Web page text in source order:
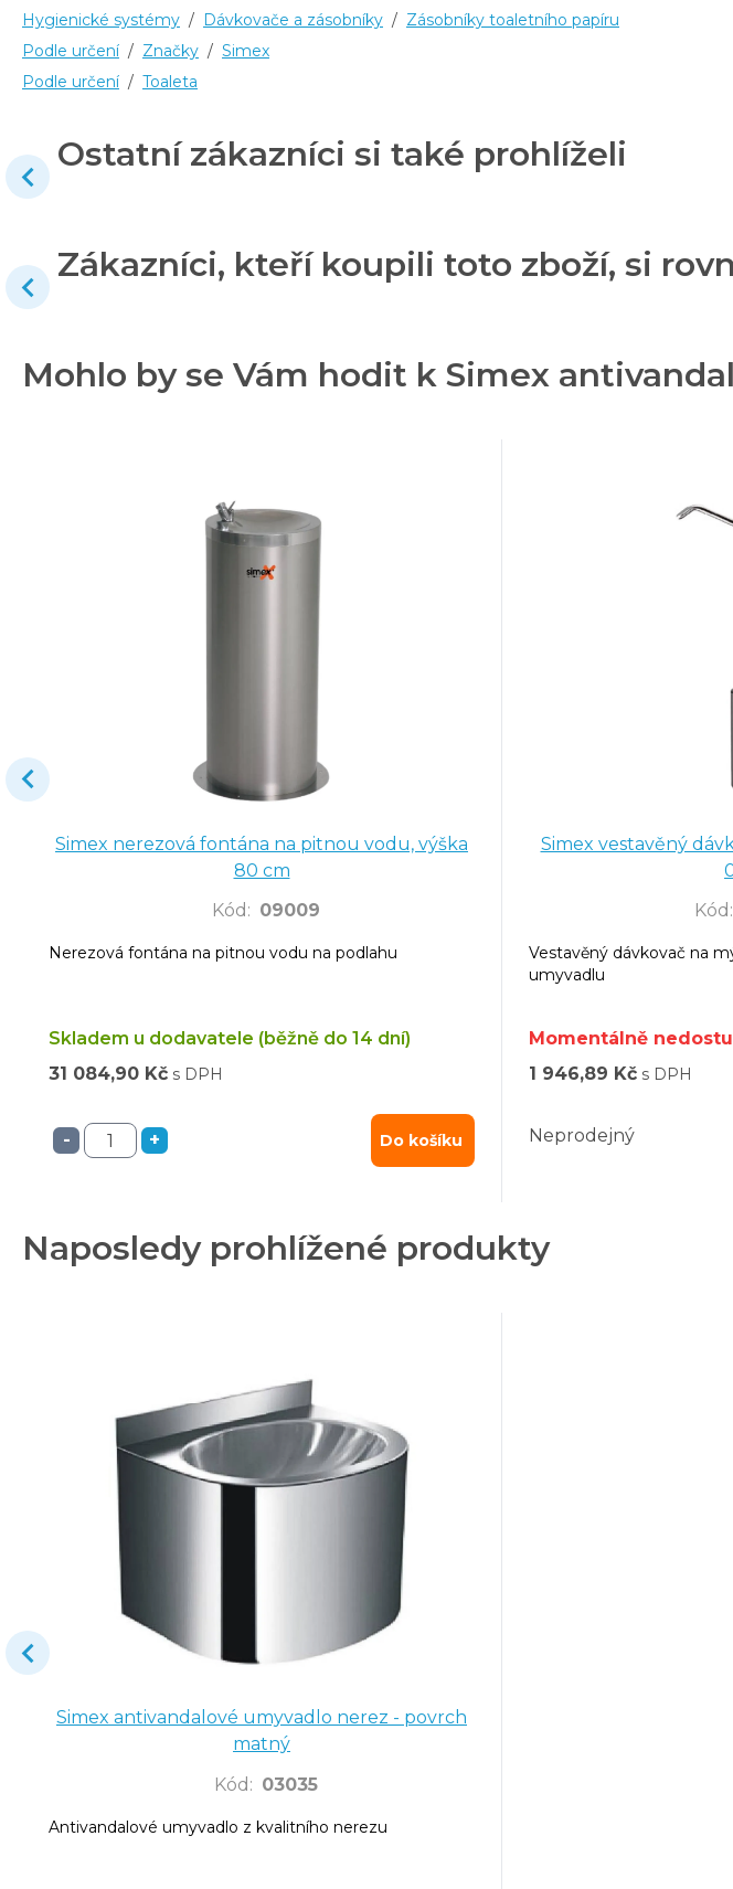
Hygienické systémy / Dávkovače a zásobníky / Zásobníky toaletního papíru
Podle určení / Značky / Simex
Podle určení / Toaleta
Ostatní zákazníci si také prohlíželi
Zákazníci, kteří koupili toto zboží, si
Mohlo by se Vám hodit k Simex
Simex nerezová fontána na pitnou vodu, výška
80 cm
Kód : 09009
Nerezová fontána na pitnou vodu na podlahu
Skladem u dodavatele (běžně do 14 dní)
31 084,90 Kč s DPH
- + Do košíku
Simex vestavěný
Kód :
Vestavěný dávkovač na
umyvadlu
Momentálně
1 946,89 Kč s DPH
Neprodejný
Naposledy prohlížené produkty
Simex antivandalové umyvadlo nerez - povrch
matný
Kód : 03035
Antivandalové umyvadlo z kvalitního nerezu